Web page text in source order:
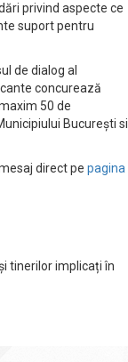
privind aspecte ce
suport pentru
de dialog al
concurează
50 de
București si
direct pe pagina
tinerilor implicați în